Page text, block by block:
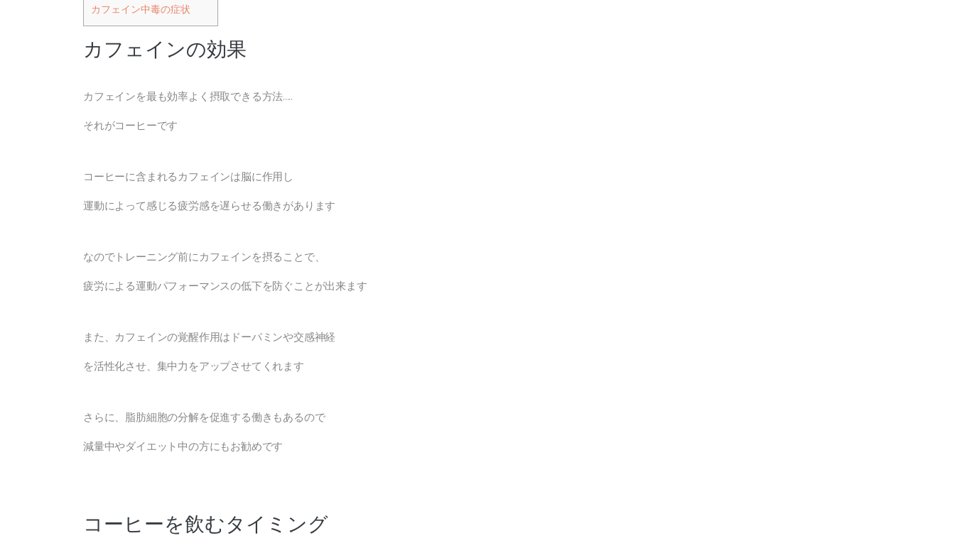
カフェイン中毒の症状
カフェインの効果
カフェインを最も効率よく摂取できる方法…..
それがコーヒーです
コーヒーに含まれるカフェインは脳に作用し
運動によって感じる疲労感を遅らせる働きがあります
なのでトレーニング前にカフェインを摂ることで、
疲労による運動パフォーマンスの低下を防ぐことが出来ます
また、カフェインの覚醒作用はドーパミンや交感神経
を活性化させ、集中力をアップさせてくれます
さらに、脂肪細胞の分解を促進する働きもあるので
減量中やダイエット中の方にもお勧めです
コーヒーを飲むタイミング